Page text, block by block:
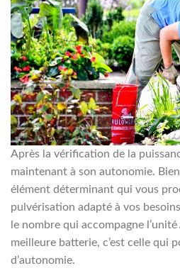
Après la vérification de la
maintenant à son autonomie.
élément déterminant qui vous
pulvérisation adapté à vos
le nombre qui accompagne
meilleure batterie, c’est celle qui
d’autonomie.